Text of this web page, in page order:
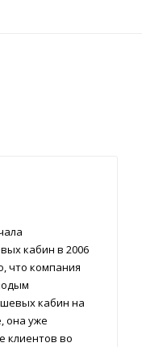
кабин в 2006
что компания
кабин на
она уже
клиентов во